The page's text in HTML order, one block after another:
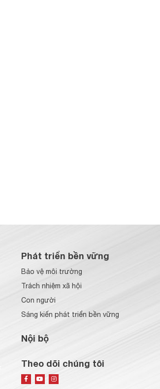
Phát triển bền vững
Bảo vệ môi trường
Trách nhiệm xã hội
Con người
Sáng kiến phát triển bền vững
Nội bộ
Theo dõi chúng tôi